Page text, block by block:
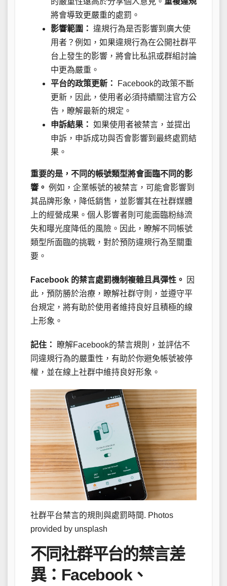
將會導致更嚴重的處罰。
影響範圍： 違規行為是否影響到廣大使
用者？例如，如果違規行為在公開社群平
台上發生的影響，將會比私訊或群組討論
中更為嚴重。
平台的政策更新：
Facebook的政策不斷
更新，因此，使用者必須持續關注官方公
告，瞭解最新的規定。
申訴結果： 如果使用者被禁言，並提出
申訴，申訴成功與否會影響到最終處罰結
果。
重要的是，不同的帳號類型將會面臨不同的影
響。 例如，企業帳號的被禁言，可能會影響到
其品牌形象，降低銷售，並影響其在社群媒體
上的經營成果。個人影響者則可能面臨粉絲流
失和曝光度降低的風險。因此，瞭解不同帳號
類型所面臨的挑戰，對於預防違規行為至關重
要。
Facebook 的禁言處罰機制複雜且具彈性。
因
此，預防勝於治療，瞭解社群守則，並遵守平
台規定，將有助於使用者維持良好且積極的線
上形象。
記住：
瞭解Facebook的禁言規則，並評估不
同違規行為的嚴重性，有助於你避免帳號被停
權，並在線上社群中維持良好形象。
社群平台禁言的規則與處罰時間. Photos
provided by unsplash
不同社群平台的禁言差
異：Facebook、